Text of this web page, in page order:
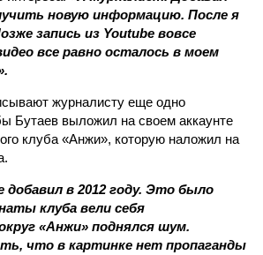
новую информацию. После я
запись из Youtube вовсе
все равно осталось в моем
журналисту еще одно
Бутаев выложил на своем аккаунте
клуба «Анжи», которую наложил на
добавил в 2012 году. Это было
клуба вели себя
«Анжи» поднялся шум.
что в картинке нет пропаганды